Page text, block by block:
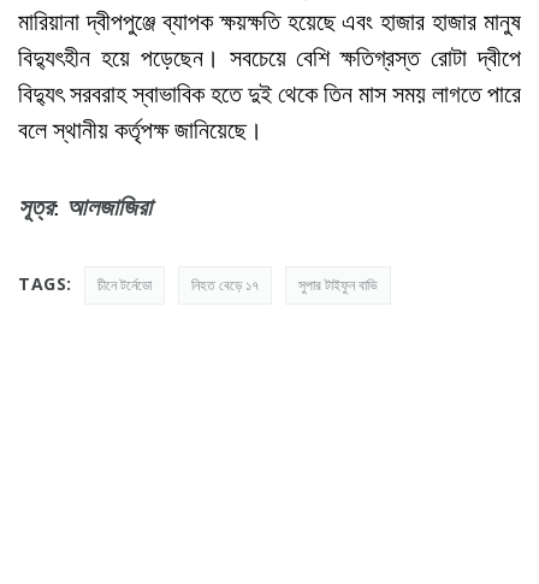
মারিয়ানা দ্বীপপুঞ্জে ব্যাপক ক্ষয়ক্ষতি হয়েছে এবং হাজার হাজার মানুষ
বিদ্যুৎহীন হয়ে পড়েছেন। সবচেয়ে বেশি ক্ষতিগ্রস্ত রোটা দ্বীপে
বিদ্যুৎ সরবরাহ স্বাভাবিক হতে দুই থেকে তিন মাস সময় লাগতে পারে
বলে স্থানীয় কর্তৃপক্ষ জানিয়েছে।
সূত্র: আলজাজিরা
TAGS: চীনে টর্নেডো নিহত বেড়ে ১৭ সুপার টাইফুন বাভি